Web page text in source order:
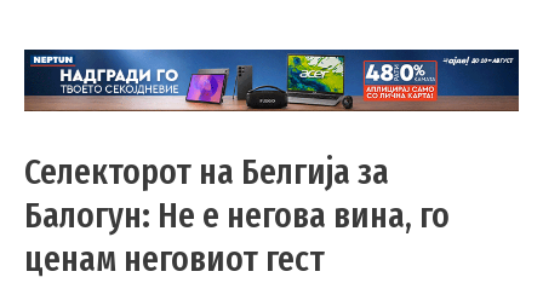
Селекторот на Белгија за
Балогун: Не е негова вина, го
ценам неговиот гест